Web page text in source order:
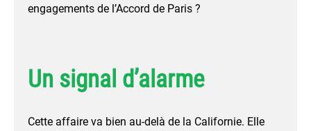
engagements de l’Accord de Paris ?
Un signal d’alarme
Cette affaire va bien au-delà de la Californie. Elle